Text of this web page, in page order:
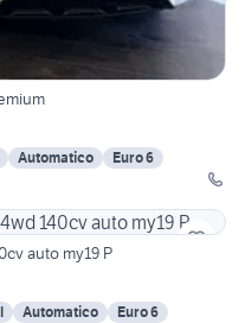
Automatico
Euro 6
auto my19 P
Automatico
Euro 6